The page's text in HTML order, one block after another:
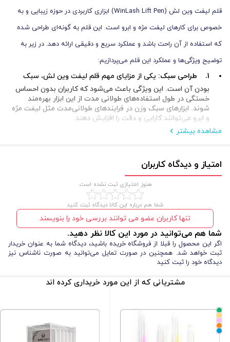
قلم لیفت وین لش (WinLash Lift Pen) ابزاری کاربردی در حوزه زیبایی و به
خصوص برای کارهای لیفت مژه و ابرو است. این قلم به گونه‌ای طراحی شده
که استفاده از آن راحت باشد و عملکرد سریع و دقیقی ارائه دهد. در زیر به
توضیح ویژگی‌ها و عملکرد این قلم می‌پردازیم:
1. طراحی سبک:
یکی از مزایای مهم قلم لیفت وین لش، سبک
بودن آن است. این ویژگی باعث می‌شود که کاربران بدون احساس
خستگی در طول استفاده‌های طولانی مدت از این ابزار بهره‌مند
شوند. ابزارهای سبک وزن در فرایندهای طولانی‌مدت مثل لیفت مژه
و ابرو می‌توانند کارایی و دقت را افزایش دهند.
2. خوش دست بودن:
در جلوگیری از خستگی دست و بالا بردن دقت کار است.
3. افزایش سرعت عملکرد چسباندن:
طراحی شده است که مواد لیفت یا چسب به راحتی و با سرعت
بیشتری اعمال شوند. این باعث می‌شود زمان فرایند لیفت کاهش
یابد و چسباندن مواد لیفت با دقت و سرعت بیشتری انجام شود،
که به نوبه خود نتیجه کار را بهبود می‌بخشد. به طور کلی، قلم لیفت
وین لش به گونه‌ای طراحی شده که هم در راحتی استفاده و هم در
افزایش کارایی فرایندهای لیفت نقش مؤثری دارد. این ابزار به
حرفه‌ای‌ها کمک می‌کند تا لیفت مژه یا ابرو را با دقت و سرعت
بیشتری انجام دهند، که به نتایج مطلوب‌تری منجر می‌شود.
مشاهده بیشتر
امتیاز و دیدگاه کاربران
هنوز امتیازی ثبت نشده است.
شما هم درباره این کالا دیدگاه ثبت کنید
تنها کاربران عضو می توانند بررسی خود را بنویسند
شما هم می‌توانید در مورد این کالا نظر دهید.
اگر این محصول را قبلا از فروشگاه خریده باشید، دیدگاه شما به عنوان خریدار
ثبت خواهد شد. همچنین در صورت تمایل می‌توانید به صورت ناشناس نیز
دیدگاه خود را ثبت کنید
مشتریانی که از این مورد خریداری کرده اند